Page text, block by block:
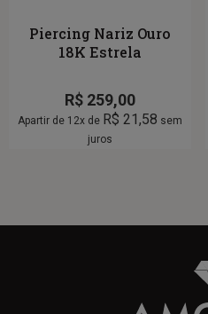
Piercing Nariz Ouro
18K Estrela
R$ 259,00
Apartir de 12x de R$ 21,58 sem
juros